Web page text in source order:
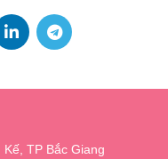
TP Bắc Giang